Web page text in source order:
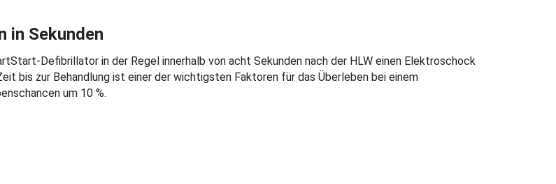
in Sekunden
Defibrillator in der Regel innerhalb von acht Sekunden nach der HLW einen Elektroschock
bis zur Behandlung ist einer der wichtigsten Faktoren für das Überleben bei einem
um 10 %.